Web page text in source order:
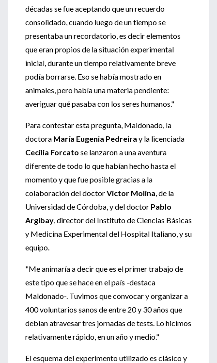
décadas se fue aceptando que un recuerdo
consolidado, cuando luego de un tiempo se
presentaba un recordatorio, es decir elementos
que eran propios de la situación experimental
inicial, durante un tiempo relativamente breve
podía borrarse. Eso se había mostrado en
animales, pero había una materia pendiente:
averiguar qué pasaba con los seres humanos."
Para contestar esta pregunta, Maldonado, la
doctora María Eugenia Pedreira y la licenciada
Cecilia Forcato se lanzaron a una aventura
diferente de todo lo que habían hecho hasta el
momento y que fue posible gracias a la
colaboración del doctorVictor Molina, de la
Universidad de Córdoba, y del doctor Pablo
Argibay, director del Instituto de Ciencias Básicas
y Medicina Experimental del Hospital Italiano, y su
equipo.
"Me animaría a decir que es el primer trabajo de
este tipo que se hace en el país -destaca
Maldonado-. Tuvimos que convocar y organizar a
400 voluntarios sanos de entre 20 y 30 años que
debían atravesar tres jornadas de tests. Lo hicimos
relativamente rápido, en un año y medio."
El esquema del experimento utilizado es clásico y